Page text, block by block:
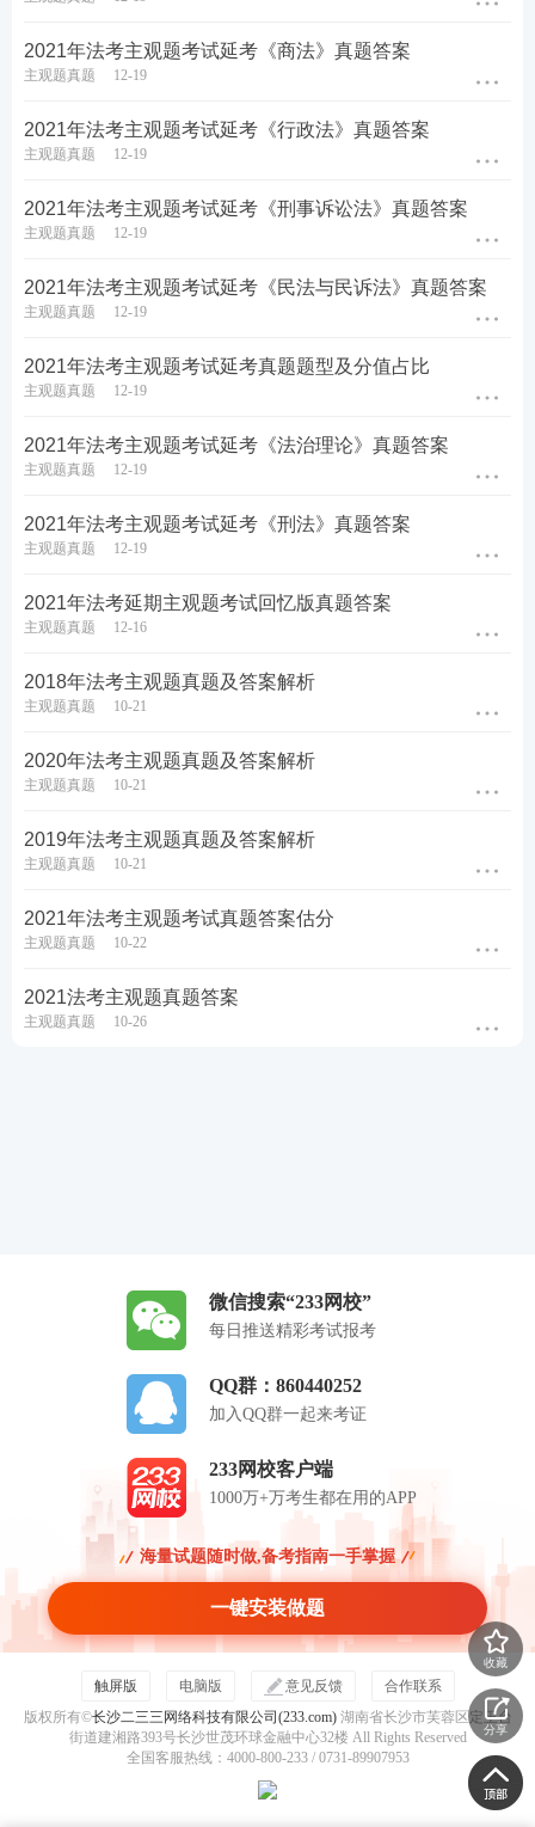
2021年法考主观题考试延考《商法》真题答案
主观题真题 12-19
2021年法考主观题考试延考《行政法》真题答案
主观题真题 12-19
2021年法考主观题考试延考《刑事诉讼法》真题答案
主观题真题 12-19
2021年法考主观题考试延考《民法与民诉法》真题答案
主观题真题 12-19
2021年法考主观题考试延考真题题型及分值占比
主观题真题 12-19
2021年法考主观题考试延考《法治理论》真题答案
主观题真题 12-19
2021年法考主观题考试延考《刑法》真题答案
主观题真题 12-19
2021年法考延期主观题考试回忆版真题答案
主观题真题 12-16
2018年法考主观题真题及答案解析
主观题真题 10-21
2020年法考主观题真题及答案解析
主观题真题 10-21
2019年法考主观题真题及答案解析
主观题真题 10-21
2021年法考主观题考试真题答案估分
主观题真题 10-22
2021法考主观题真题答案
主观题真题 10-26
微信搜索“233网校”
每日推送精彩考试报考
QQ群：860440252
加入QQ群一起来考证
233网校客户端
1000万+万考生都在用的APP
海量试题随时做,备考指南一手掌握
一键安装做题
触屏版 电脑版 意见反馈
合作联系
版权所有©长沙二三三网络科技有限公司(233.com)湖南省长沙市芙蓉区定王台
街道建湘路393号长沙世茂环球金融中心32楼 All Rights Reserved
全国客服热线：4000-800-233 / 0731-89907953
收藏
分享